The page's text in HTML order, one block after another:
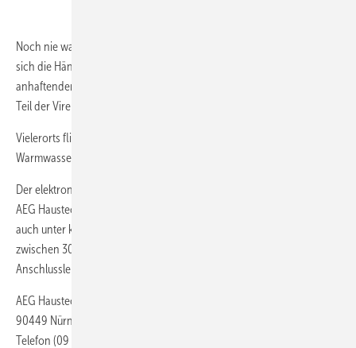
Noch nie war gründliches Händewaschen so wichtig wie heute. Wer
sich die Hände mit warmem Wasser und Seife wäscht, löst den
anhaftenden Fettfilm besonders effektiv und spült damit einen großen
Teil der Viren und Bakterien davon.
Vielerorts fließt jedoch nur Kaltwasser am Handwaschbecken.
Warmwasser lässt sich aber einfach nachzurüsten:
Der elektronische
AEG Haustechnik passt mit kompakten Maßen von 19 × 14,3 × 8,2 cm
auch unter kleinste Waschbecken und liefert warmes Wasser
zwischen 30 und 50 °C. Der Klein-Durchlauferhitzer MTE ist mit
Anschlussleistungen von 3,5 bis 6,5 kW erhältlich.
AEG Haustechnik
90449 Nürnberg
Telefon (09 11) 9 65 62 50